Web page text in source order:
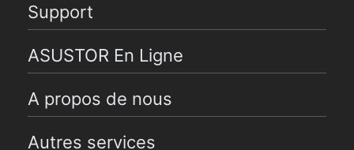
Support
ASUSTOR En Ligne
A propos de nous
Autres services